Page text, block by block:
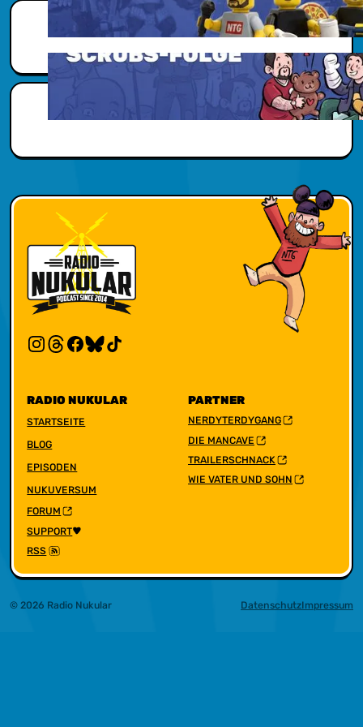
Scubs Zusatzwissen
RADIO NUKULAR
STARTSEITE
BLOG
EPISODEN
NUKUVERSUM
FORUM
SUPPORT
RSS
PARTNER
NERDYTERDYGANG
DIE MANCAVE
TRAILERSCHNACK
WIE VATER UND SOHN
© 2026 Radio Nukular DatenschutzImpressum